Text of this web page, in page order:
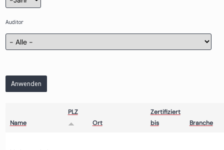
Auditor
Anwenden
Name
PLZ
Ort
Zertifiziert
bis
Branche